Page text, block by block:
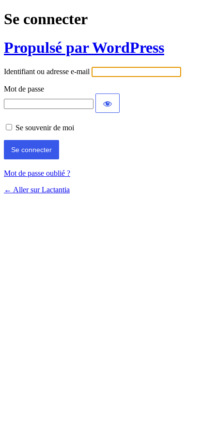
Se connecter
Propulsé par WordPress
Identifiant ou adresse e-mail
Mot de passe
Se souvenir de moi
Mot de passe oublié ?
← Aller sur Lactantia